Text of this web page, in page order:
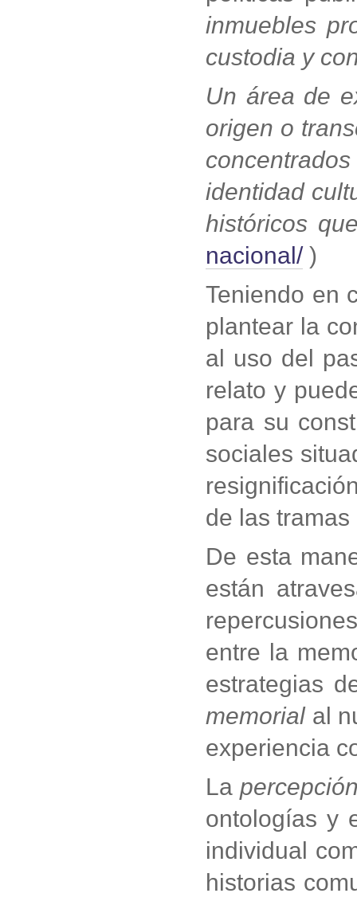
inmuebles
custodia y
Un área de
origen o
identidad
históricos
nacional/)
Teniendo en
plantear la
al uso del
relato y
para su
sociales
de las
De esta
están
entre la
estrategias
memorial al
experiencia
La
ontologías y
individual
historias